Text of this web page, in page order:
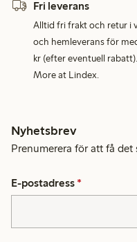
Fri leverans
Alltid fri frakt och retur i
och hemleverans för
kr (efter eventuell
More at Lindex.
Nyhetsbrev
Prenumerera för att få det
E-postadress *